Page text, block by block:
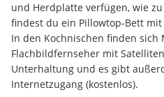
und Herdplatte verfügen, wie
findest du ein Pillowtop-Bett
In den Kochnischen finden sich
Flachbildfernseher mit
Unterhaltung und es gibt
Internetzugang (kostenlos).